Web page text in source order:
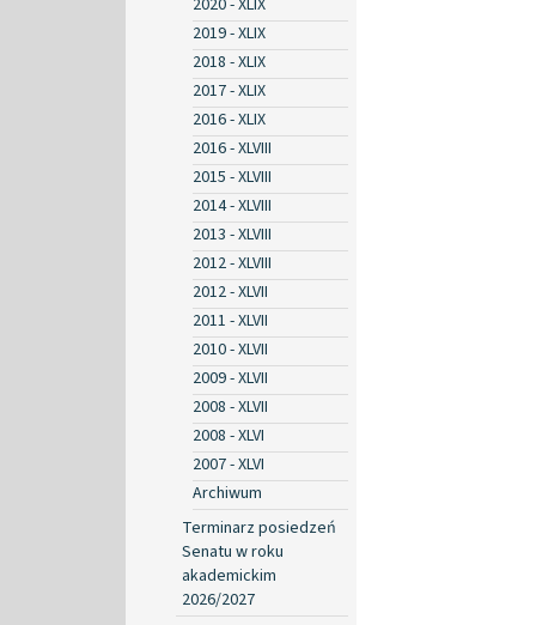
2019 - XLIX
2018 - XLIX
2017 - XLIX
2016 - XLIX
2016 - XLVIII
2015 - XLVIII
2014 - XLVIII
2013 - XLVIII
2012 - XLVIII
2012 - XLVII
2011 - XLVII
2010 - XLVII
2009 - XLVII
2008 - XLVII
2008 - XLVI
2007 - XLVI
Archiwum
Terminarz posiedzeń
Senatu w roku
akademickim
2026/2027